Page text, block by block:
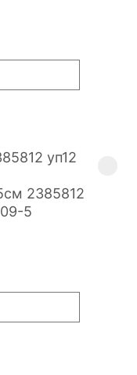
2385812
5